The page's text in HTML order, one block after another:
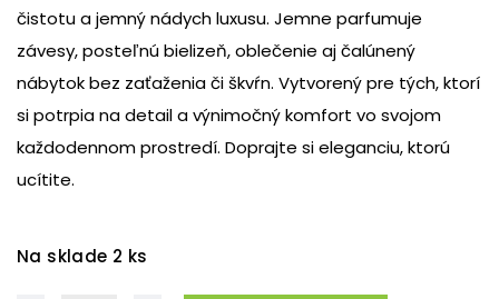
čistotu a jemný nádych luxusu. Jemne parfumuje
závesy, posteľnú bielizeň, oblečenie aj čalúnený
nábytok bez zaťaženia či škvŕn. Vytvorený pre tých, ktorí
si potrpia na detail a výnimočný komfort vo svojom
každodennom prostredí. Doprajte si eleganciu, ktorú
ucítite.
Na sklade 2 ks